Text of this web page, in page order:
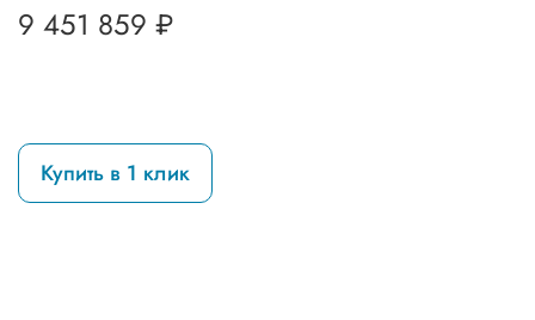
9 451 859 ₽
Купить в 1 клик